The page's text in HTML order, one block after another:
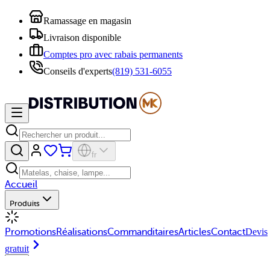
Ramassage en magasin
Livraison disponible
Comptes pro avec rabais permanents
Conseils d'experts(819) 531-6055
fr
Accueil
Produits
PromotionsRéalisationsCommanditairesArticlesContactDevis
gratuit